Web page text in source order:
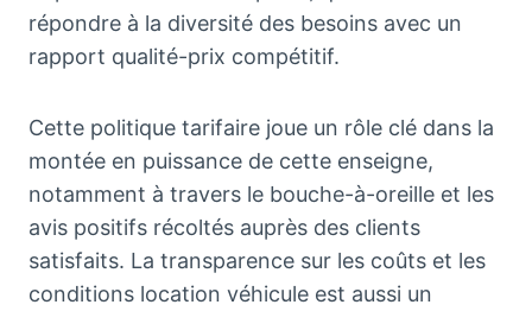
répondre à la diversité des besoins avec un
rapport qualité-prix compétitif.
Cette politique tarifaire joue un rôle clé dans la
montée en puissance de cette enseigne,
notamment à travers le bouche-à-oreille et les
avis positifs récoltés auprès des clients
satisfaits. La transparence sur les coûts et les
conditions location véhicule est aussi un